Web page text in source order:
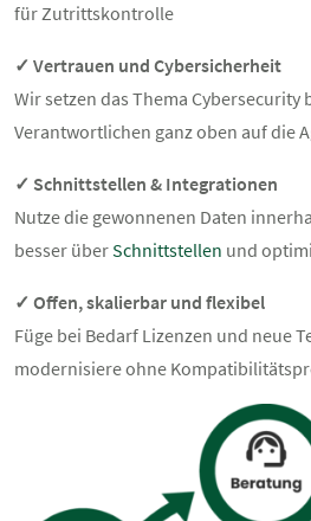
für Zutrittskontrolle
✓ Vertrauen und Cybersicherheit
Wir setzen das Thema Cybersecurity
Verantwortlichen ganz oben auf die
✓ Schnittstellen & Integrationen
Nutze die gewonnenen Daten
besser überSchnittstellen und
✓ Offen, skalierbar und flexibel
Füge bei Bedarf Lizenzen und neue
modernisiere ohne